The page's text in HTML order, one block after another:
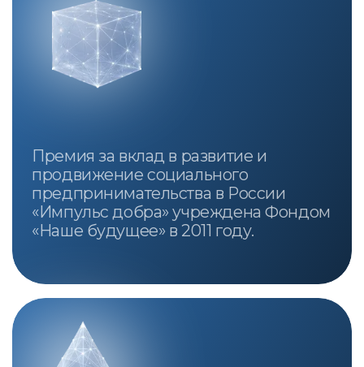
119019, г. Москва, ул. Знаменка, дом 8/13,
строение 2
© Фонд «Наше будущее», 2007-2026.
Материалы официального сайта Фонда
региональных социальных программ